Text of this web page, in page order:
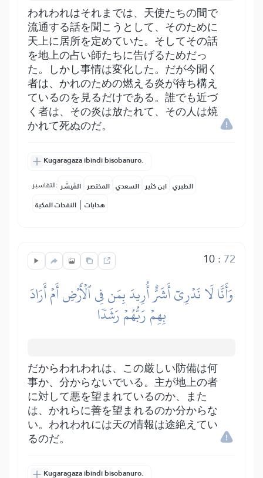
われわれはそれまでは、天使たちの間で
流通する話を聞こうとして、そのために
天上に居所を定めていた。そしてその話
を地上の占い師たちに告げるためだっ
た。しかし事情は変化した。だが今聞く
者は、かれのための燃える炎が待ち構え
ているのを見るだけである。誰でも近づ
く者は、その炎は放たれて、その人は焼
かれて死ぬのだ。
Kugaragaza ibindi bisobanuro.
التفاسير: المُيسَّر المختصر السعدي ابن كثير الطبري
النفحات المكية | هدايات
10: 72
وَأَنَّا لَا نَدۡرِيٓ أَشَرٌّ أُرِيدَ بِمَن فِي ٱلۡأَرۡضِ أَمۡ أَرَادَ
بِهِمۡ رَبُّهُمۡ رَشَدٗا
だからわれわれは、この厳しい防備は何
事か、分からないでいる。主が地上の者
に対して悪を望まれているのか、また
は、かれらに善を望まれるのか分からな
い。われわれには天の情報は途絶えてい
るのだ。
Kugaragaza ibindi bisobanuro.